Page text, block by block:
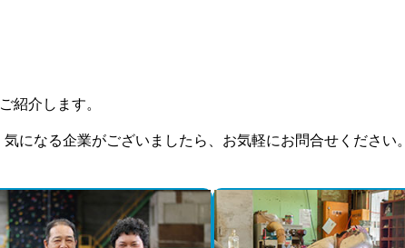
ご紹介します。
気になる企業がございましたら、お気軽にお問合せください。